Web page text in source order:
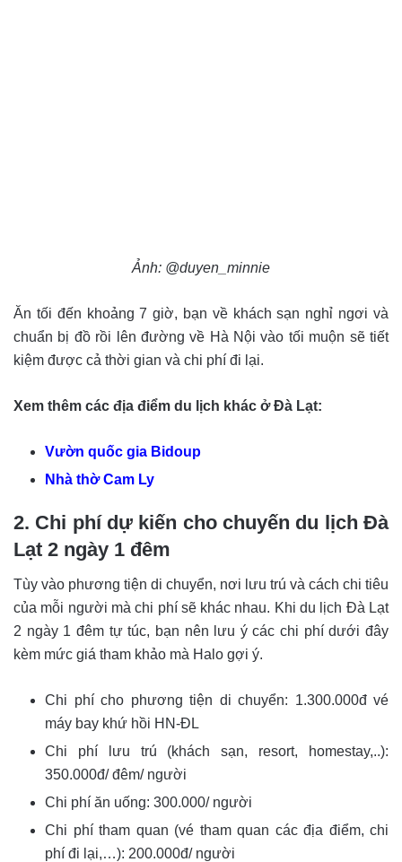
Ảnh: @duyen_minnie
Ăn tối đến khoảng 7 giờ, bạn về khách sạn nghỉ ngơi và
chuẩn bị đồ rồi lên đường về Hà Nội vào tối muộn sẽ tiết
kiệm được cả thời gian và chi phí đi lại.
Xem thêm các địa điểm du lịch khác ở Đà Lạt:
Vườn quốc gia Bidoup
Nhà thờ Cam Ly
2. Chi phí dự kiến cho chuyến du lịch Đà
Lạt 2 ngày 1 đêm
Tùy vào phương tiện di chuyển, nơi lưu trú và cách chi tiêu
của mỗi người mà chi phí sẽ khác nhau. Khi du lịch Đà Lạt
2 ngày 1 đêm tự túc, bạn nên lưu ý các chi phí dưới đây
kèm mức giá tham khảo mà Halo gợi ý.
Chi phí cho phương tiện di chuyển: 1.300.000đ vé
máy bay khứ hồi HN-ĐL
Chi phí lưu trú (khách sạn, resort, homestay,..):
350.000đ/ đêm/ người
Chi phí ăn uống: 300.000/ người
Chi phí tham quan (vé tham quan các địa điểm, chi
phí đi lại,…): 200.000đ/ người